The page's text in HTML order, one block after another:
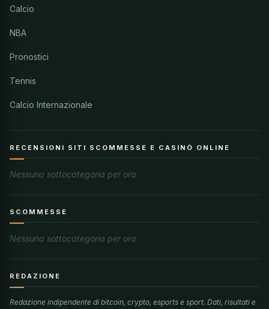
Calcio
NBA
Pronostici
Tennis
Calcio Internazionale
RECENSIONI SITI SCOMMESSE E CASINÒ ONLINE
Nessuna sottocategoria per ora
SCOMMESSE
Nessuna sottocategoria per ora
REDAZIONE
Redazione indipendente di bitcoin, crypto, esports e sport. Dati, risultati e